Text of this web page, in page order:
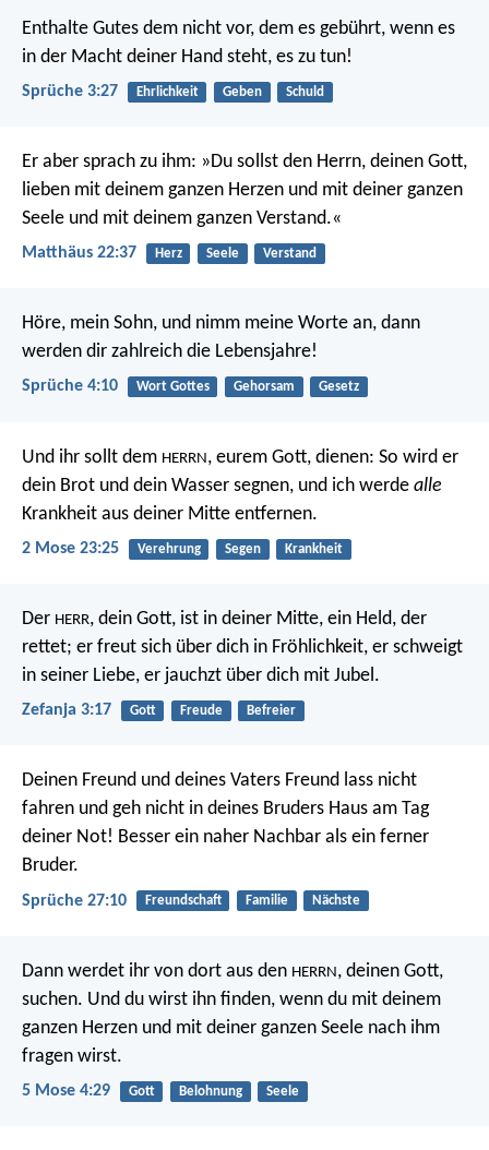
Enthalte Gutes dem nicht vor, dem es gebührt, wenn es
in der Macht deiner Hand steht, es zu tun!
Sprüche 3:27 Ehrlichkeit Geben Schuld
Er aber sprach zu ihm: »Du sollst den Herrn, deinen Gott,
lieben mit deinem ganzen Herzen und mit deiner ganzen
Seele und mit deinem ganzen Verstand.«
Matthäus 22:37 Herz Seele Verstand
Höre, mein Sohn, und nimm meine Worte an, dann
werden dir zahlreich die Lebensjahre!
Sprüche 4:10 Wort Gottes Gehorsam Gesetz
Und ihr sollt dem HERRN, eurem Gott, dienen: So wird er
dein Brot und dein Wasser segnen, und ich werde alle
Krankheit aus deiner Mitte entfernen.
2 Mose 23:25 Verehrung Segen Krankheit
Der HERR, dein Gott, ist in deiner Mitte, ein Held, der
rettet; er freut sich über dich in Fröhlichkeit, er schweigt
in seiner Liebe, er jauchzt über dich mit Jubel.
Zefanja 3:17 Gott Freude Befreier
Deinen Freund und deines Vaters Freund lass nicht
fahren und geh nicht in deines Bruders Haus am Tag
deiner Not! Besser ein naher Nachbar als ein ferner
Bruder.
Sprüche 27:10 Freundschaft Familie Nächste
Dann werdet ihr von dort aus den HERRN , deinen Gott,
suchen. Und du wirst ihn finden, wenn du mit deinem
ganzen Herzen und mit deiner ganzen Seele nach ihm
fragen wirst.
5 Mose 4:29 Gott Belohnung Seele